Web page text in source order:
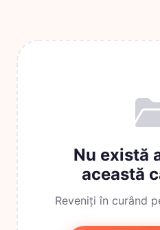
Nu există
această
Reveniți în curând